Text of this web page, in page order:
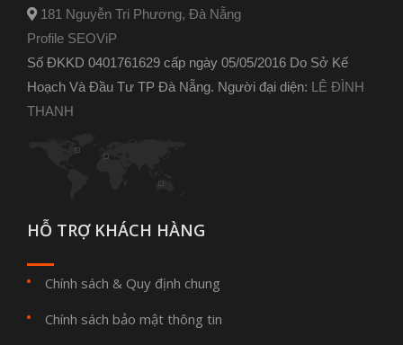
181 Nguyễn Tri Phương, Đà Nẵng
Profile SEOViP
Số ĐKKD 0401761629 cấp ngày 05/05/2016 Do Sở Kế
Hoạch Và Đầu Tư TP Đà Nẵng. Người đại diện: LÊ ĐÌNH
THANH
HỖ TRỢ KHÁCH HÀNG
Chính sách & Quy định chung
Chính sách bảo mật thông tin